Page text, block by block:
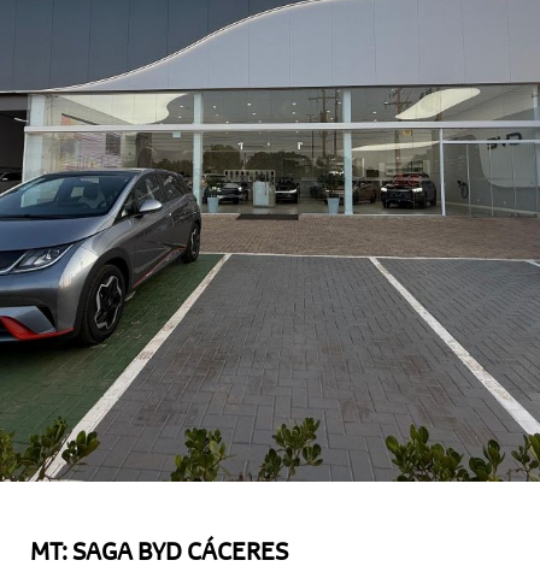
Avenida São Luiz, 2000 - São Lourenço - Cáceres - Mato